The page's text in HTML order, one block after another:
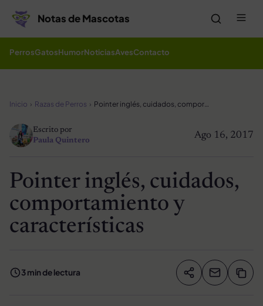
Notas de Mascotas
PerrosGatosHumorNoticiasAvesContacto
Inicio Razas de Perros Pointer inglés, cuidados, comportamiento y características
Ago 16, 2017
Escrito por
Paula Quintero
Pointer inglés, cuidados,
comportamiento y
características
3 min de lectura Compartir